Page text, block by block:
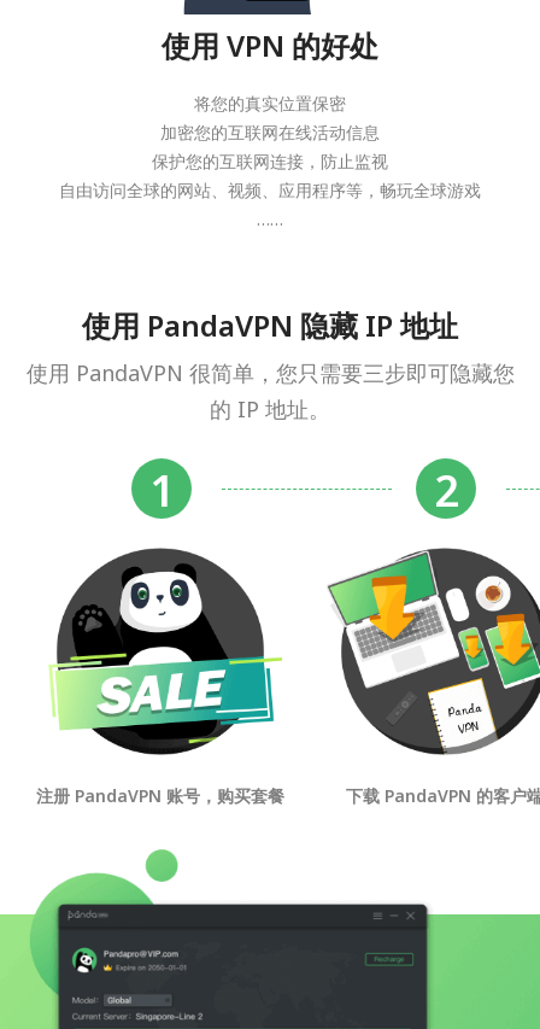
使用 VPN 的好处
将您的真实位置保密
加密您的互联网在线活动信息
保护您的互联网连接，防止监视
自由访问全球的网站、视频、应用程序等，畅玩全球游戏
……
使用 PandaVPN 隐藏 IP 地址
使用 PandaVPN 很简单，您只需要三步即可隐藏您
的 IP 地址。
注册 PandaVPN 账号，购买套餐 下载 PandaVPN 的客户